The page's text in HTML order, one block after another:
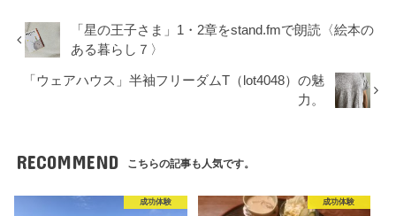
「星の王子さま」1・2章をstand.fmで朗読〈絵本の
ある暮らし７〉
「ウェアハウス」半袖フリーダムT（lot4048）の魅
力。
RECOMMEND こちらの記事も人気です。
成功体験 成功体験